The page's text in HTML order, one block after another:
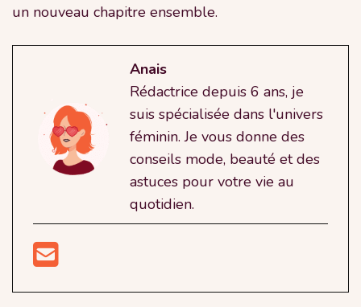
un nouveau chapitre ensemble.
Anais
Rédactrice depuis 6 ans, je
suis spécialisée dans l'univers
féminin. Je vous donne des
conseils mode, beauté et des
astuces pour votre vie au
quotidien.